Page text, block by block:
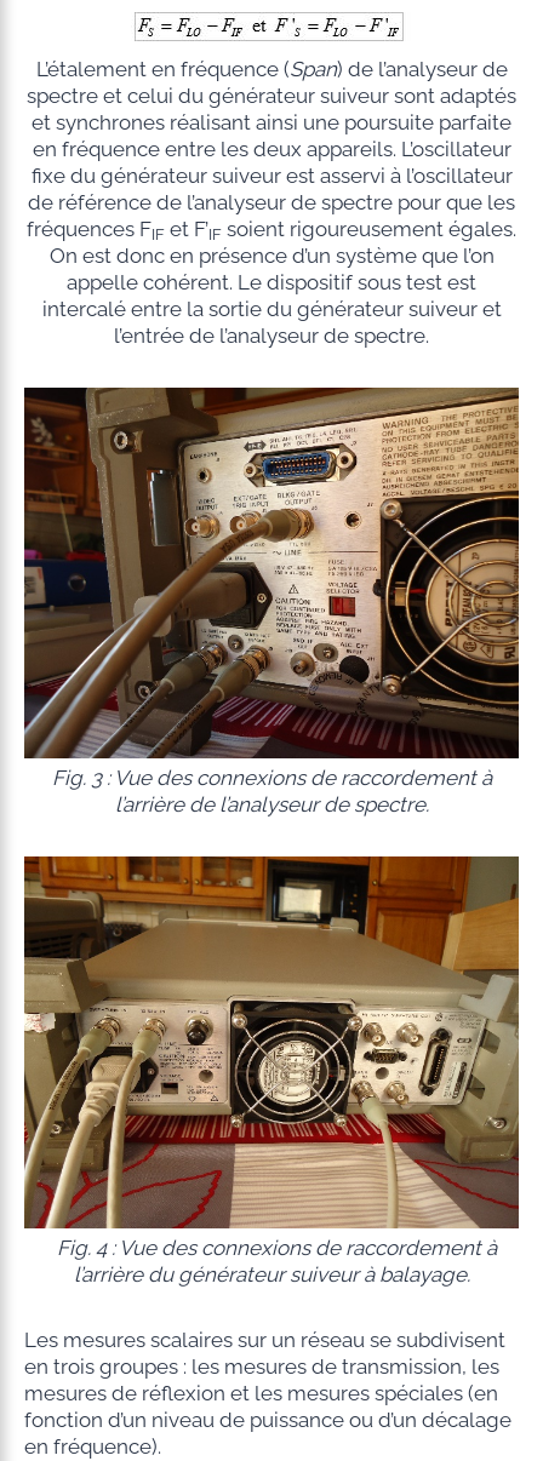
L’étalement en fréquence (Span) de l’analyseur de
spectre et celui du générateur suiveur sont adaptés
et synchrones réalisant ainsi une poursuite parfaite
en fréquence entre les deux appareils. L’oscillateur
fixe du générateur suiveur est asservi à l’oscillateur
de référence de l’analyseur de spectre pour que les
fréquences FIF et F’IF soient rigoureusement égales.
On est donc en présence d’un système que l’on
appelle cohérent. Le dispositif sous test est
intercalé entre la sortie du générateur suiveur et
l’entrée de l’analyseur de spectre.
Fig. 3 : Vue des connexions de raccordement à
l’arrière de l’analyseur de spectre.
Fig. 4 : Vue des connexions de raccordement à
l’arrière du générateur suiveur à balayage.
Les mesures scalaires sur un réseau se subdivisent
en trois groupes : les mesures de transmission, les
mesures de réflexion et les mesures spéciales (en
fonction d’un niveau de puissance ou d’un décalage
en fréquence).